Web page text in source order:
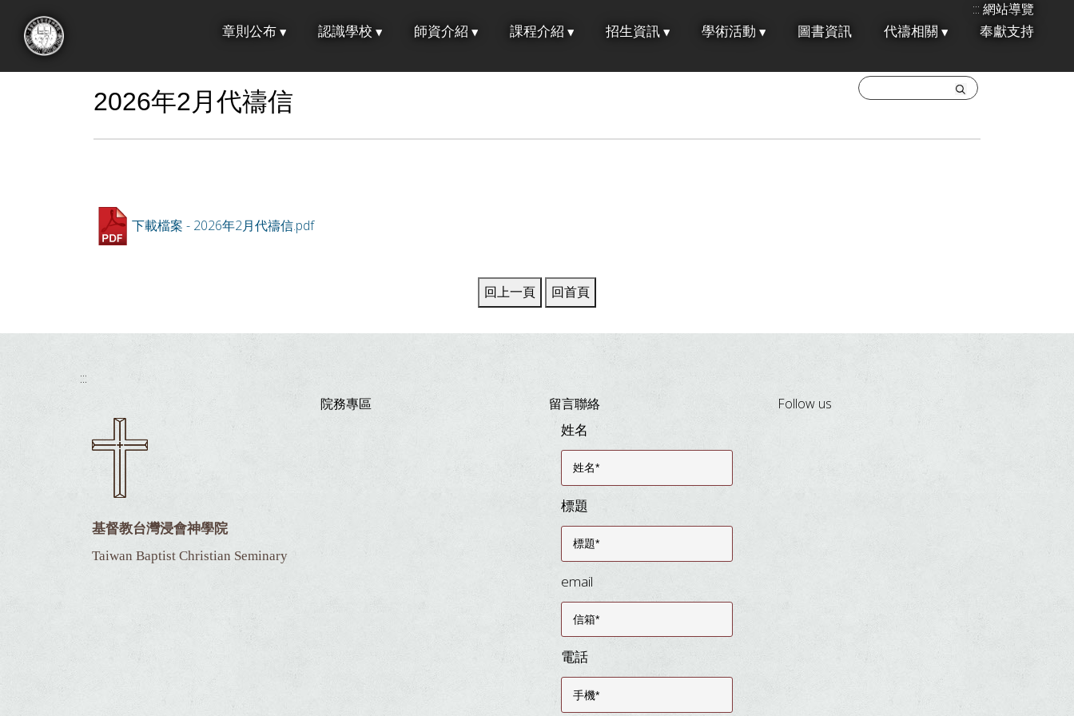
::: 網站導覽
章則公布 認識學校 師資介紹 課程介紹 招生資訊 學術活動 圖書資訊 代禱相關 奉獻支持
2026年2月代禱信
下載檔案 - 2026年2月代禱信.pdf
:::
基督教台灣浸會神學院
Taiwan Baptist Christian Seminary
院務專區 留言聯絡
姓名
標題
email
電話
Follow us